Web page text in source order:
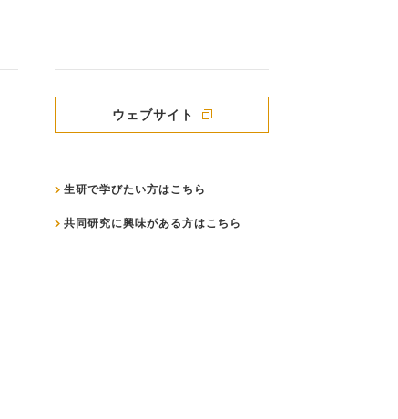
ウェブサイト
生研で学びたい方はこちら
共同研究に興味がある方はこちら